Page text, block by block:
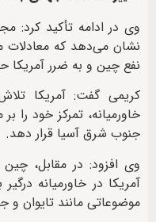
وی در ادامه تأکید کرد:
نشان می‌دهد که معادلات
نفع چین و به ضرر
کریمی گفت: آمریکا
خاورمیانه، تمرکز خود
جنوب شرق آسیا قرار دهد.
وی افزود: در مقابل،
آمریکا در خاورمیانه
موضوعاتی مانند تایوان و